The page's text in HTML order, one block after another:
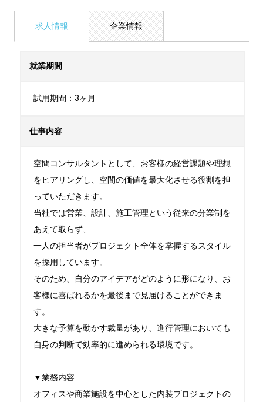
求人情報 企業情報
就業期間
試用期間：3ヶ月
仕事内容
空間コンサルタントとして、お客様の経営課題や理想
をヒアリングし、空間の価値を最大化させる役割を担
っていただきます。
当社では営業、設計、施工管理という従来の分業制を
あえて取らず、
一人の担当者がプロジェクト全体を掌握するスタイル
を採用しています。
そのため、自分のアイデアがどのように形になり、お
客様に喜ばれるかを最後まで見届けることができま
す。
大きな予算を動かす裁量があり、進行管理においても
自身の判断で効率的に進められる環境です。
▼業務内容
オフィスや商業施設を中心とした内装プロジェクトの